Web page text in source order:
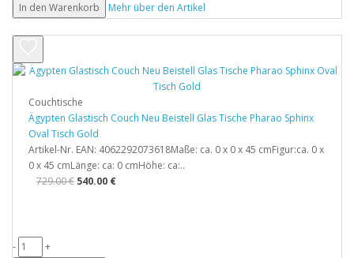
In den Warenkorb
Mehr über den Artikel
Couchtische
Ägypten Glastisch Couch Neu Beistell Glas Tische Pharao Sphinx
Oval Tisch Gold
Artikel-Nr. EAN: 4062292073618Maße: ca. 0 x 0 x 45 cmFigur:ca. 0 x
0 x 45 cmLänge: ca: 0 cmHöhe: ca:..
729.00 € 540.00 €
-
+